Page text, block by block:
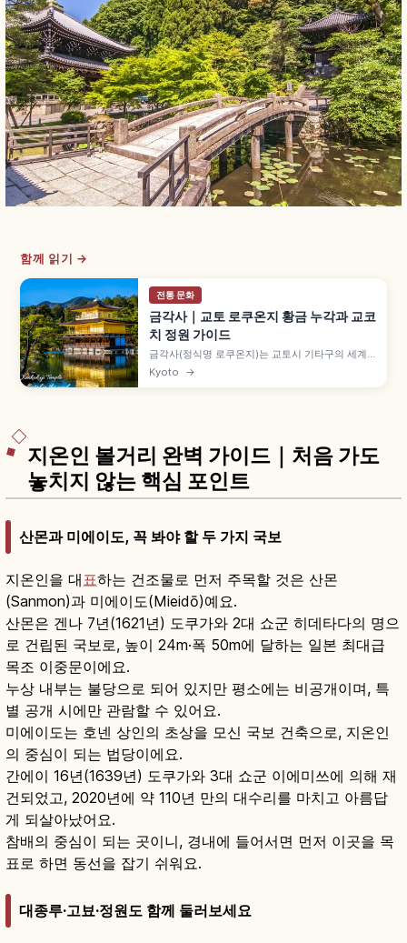
함께 읽기 →
전통 문화
금각사｜교토 로쿠온지 황금 누각과 교코
치 정원 가이드
금각사(정식명 로쿠온지)는 교토시 기타구의 세계
문화유산 사찰로, 금박 3층 누각 샤리덴이 상징입니
다. 교코치 연못에 비친 금각, 가을 단풍, 입장료와
Kyoto →
지온인 볼거리 완벽 가이드｜처음 가도
놓치지 않는 핵심 포인트
산몬과 미에이도, 꼭 봐야 할 두 가지 국보
지온인을 대 표하는 건조물로 먼저 주목할 것은 산몬
(Sanmon)과 미에이도(Mieidō)예요.
산몬은 겐나 7년(1621년) 도쿠가와 2대 쇼군 히데타다의 명으
로 건립된 국보로, 높이 24m·폭 50m에 달하는 일본 최대급
목조 이중문이에요.
누상 내부는 불당으로 되어 있지만 평소에는 비공개이며, 특
별 공개 시에만 관람할 수 있어요.
미에이도는 호넨 상인의 초상을 모신 국보 건축으로, 지온인
의 중심이 되는 법당이에요.
간에이 16년(1639년) 도쿠가와 3대 쇼군 이에미쓰에 의해 재
건되었고, 2020년에 약 110년 만의 대수리를 마치고 아름답
게 되살아났어요.
참배의 중심이 되는 곳이니, 경내에 들어서면 먼저 이곳을 목
표로 하면 동선을 잡기 쉬워요.
대종루·고뵤·정원도 함께 둘러보세요